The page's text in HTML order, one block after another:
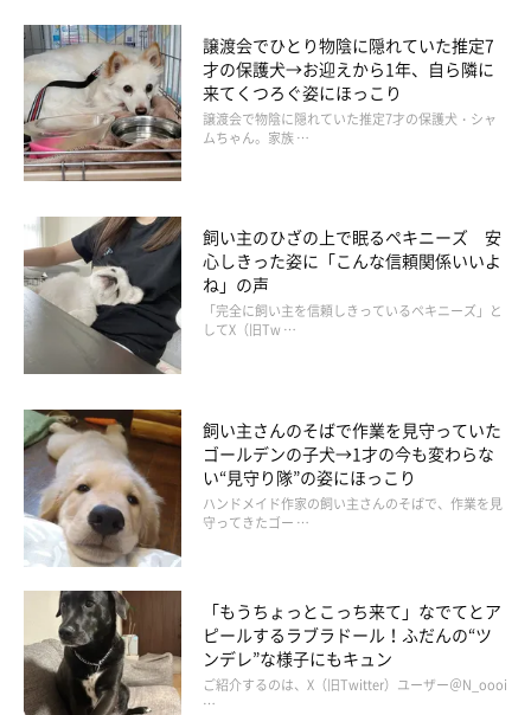
ぶきくんも家族に
譲渡会でひとり物陰に隠れていた推定7
才の保護犬→お迎えから1年、自ら隣に
来てくつろぐ姿にほっこり
譲渡会で物陰に隠れていた推定7才の保護犬・シャ
ムちゃん。家族 …
飼い主のひざの上で眠るペキニーズ 安
心しきった姿に「こんな信頼関係いいよ
ね」の声
「完全に飼い主を信頼しきっているペキニーズ」と
してX（旧Tw …
飼い主さんのそばで作業を見守っていた
ゴールデンの子犬→1才の今も変わらな
い“見守り隊”の姿にほっこり
ハンドメイド作家の飼い主さんのそばで、作業を見
守ってきたゴー …
「もうちょっとこっち来て」なでてとア
ピールするラブラドール！ふだんの“ツ
ンデレ”な様子にもキュン
ご紹介するのは、X（旧Twitter）ユーザー＠N_oooi
…